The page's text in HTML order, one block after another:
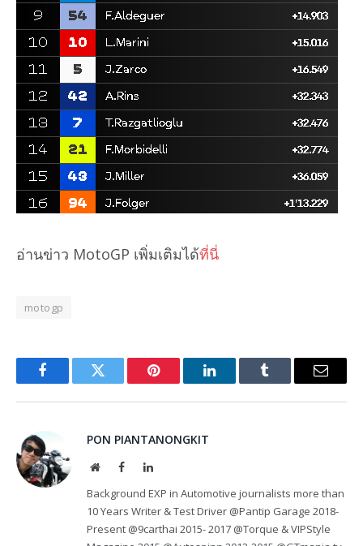
อ่านข่าว MotoGP เพิ่มเติมได้ที่นี่
motogp
FacebookTwitter Pinterest LinkedInTumblr Email
PON PIANTANONGKIT
WebsiteFacebookLinkedIn
Background EXP in Automotive journalists more than
10 Years Writer & Test Driver @Pantip Garage 2018-
Present @9carthai 2015- 2017 @Torque & VIPStyle